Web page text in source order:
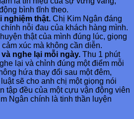
bình tĩnh theo.
nghiệm thật. Chị Kim Ngân đáng
nỗi đau của khách hàng mình.
thật của mình đúng lúc, giọng
xúc mà không cần diễn.
nghe lại mỗi ngày. Thu 1 phút
lại và chỉnh đúng một điểm mỗi
hứa thay đổi sau một đêm,
sẽ cho anh chị một giọng nói
tập đều của một cựu vận động viên
Ngân chính là tinh thần luyện